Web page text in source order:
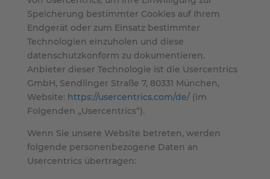
Speicherung bestimmter Cookies auf Ihrem
Endgerät oder zum Einsatz bestimmter
Technologien einzuholen und diese
datenschutzkonform zu dokumentieren.
Anbieter dieser Technologie ist die Usercentrics
GmbH, Sendlinger Straße 7, 80331 München,
Website: https://usercentrics.com/de/(im
Folgenden „Usercentrics“).
Wenn Sie unsere Website betreten, werden
folgende personenbezogene Daten an
Usercentrics übertragen: